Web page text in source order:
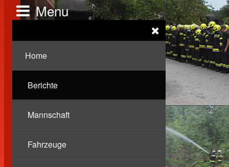
Menu
Home
Berichte
Mannschaft
Fahrzeuge